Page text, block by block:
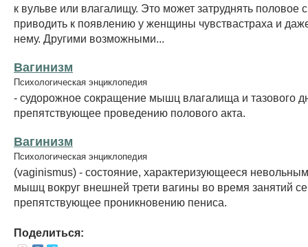
к вульве или влагалищу. Это может затруднять половое
приводить к появлению у женщины чувствастраха и
нему. Другими возможными...
Вагинизм
Психологическая энциклопедия
- судорожное сокращение мышц влагалища и тазового
препятствующее проведению полового акта.
Вагинизм
Психологическая энциклопедия
(vaginismus) - состояние, характеризующееся
мышц вокруг внешней трети вагины во время занятий
препятствующее проникновению пениса.
Поделиться: